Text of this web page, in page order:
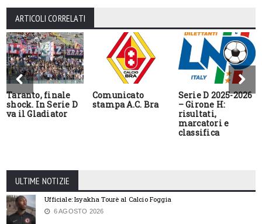
ARTICOLI CORRELATI
Taranto, finale
shock. In Serie D
va il Gladiator
Comunicato
stampa A.C. Bra
Serie D 2025-2026
– Girone H:
risultati,
marcatori e
classifica
ULTIME NOTIZIE
Ufficiale: Isyakha Tourè al Calcio Foggia
6 AGOSTO 2026